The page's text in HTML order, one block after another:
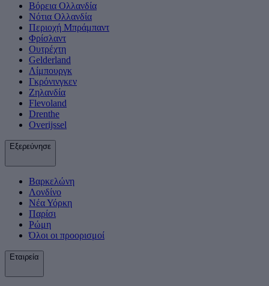
Βόρεια Ολλανδία
Νότια Ολλανδία
Περιοχή Μπράμπαντ
Φρίσλαντ
Ουτρέχτη
Gelderland
Λίμπουργκ
Γκρόνινγκεν
Ζηλανδία
Flevoland
Drenthe
Overijssel
Εξερεύνησε
Βαρκελώνη
Λονδίνο
Νέα Υόρκη
Παρίσι
Ρώμη
Όλοι οι προορισμοί
Εταιρεία